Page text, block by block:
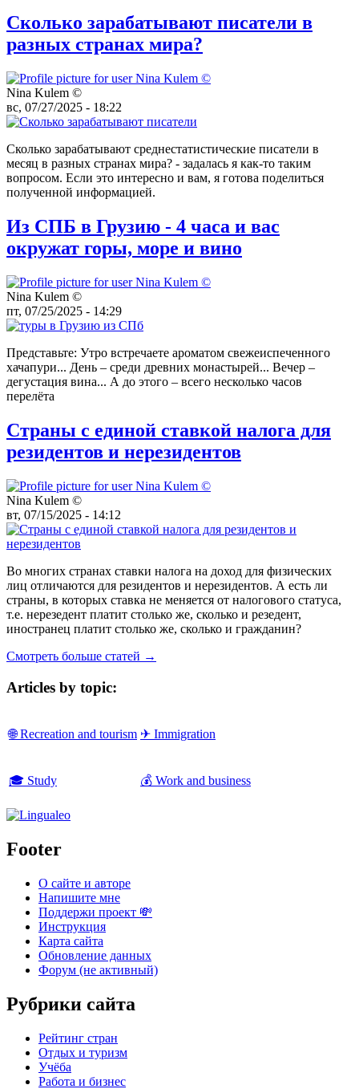
Сколько зарабатывают писатели в
разных странах мира?
Nina Kulem ©️
вс, 07/27/2025 - 18:22
Сколько зарабатывают среднестатистические писатели в
месяц в разных странах мира? - задалась я как-то таким
вопросом. Если это интересно и вам, я готова поделиться
полученной информацией.
Из СПБ в Грузию - 4 часа и вас
окружат горы, море и вино
Nina Kulem ©️
пт, 07/25/2025 - 14:29
Представьте: Утро встречаете ароматом свежеиспеченного
хачапури... День – среди древних монастырей... Вечер –
дегустация вина... А до этого – всего несколько часов
перелёта
Страны с единой ставкой налога для
резидентов и нерезидентов
Nina Kulem ©️
вт, 07/15/2025 - 14:12
Во многих странах ставки налога на доход для физических
лиц отличаются для резидентов и нерезидентов. А есть ли
страны, в которых ставка не меняется от налогового статуса,
т.е. нерезедент платит столько же, сколько и резедент,
иностранец платит столько же, сколько и гражданин?
Смотреть больше статей →
Articles by topic:
🌐 Recreation and tourism ✈ Immigration
🎓 Study 💰 Work and business
Footer
О сайте и авторе
Напишите мне
Поддержи проект 💸
Инструкция
Карта сайта
Обновление данных
Форум (не активный)
Рубрики сайта
Рейтинг стран
Отдых и туризм
Учёба
Работа и бизнес